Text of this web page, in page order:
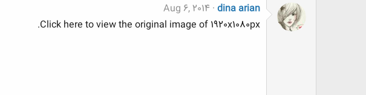
dina arian
Aug 6, 2014
Click here to view the original image of 1920x1080px.